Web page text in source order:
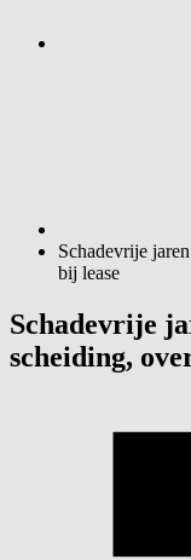
Schadevrije
bij lease
Schadevrije
scheiding,